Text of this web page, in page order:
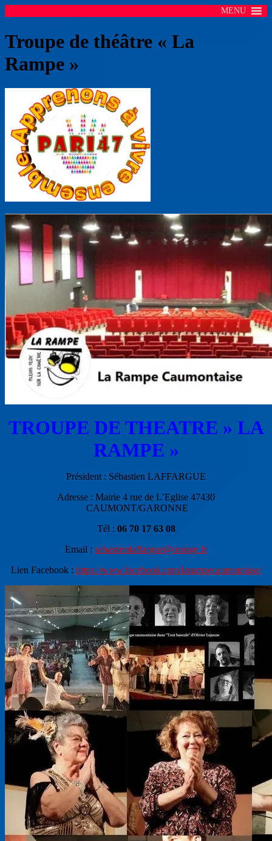
MENU
Troupe de théâtre « La
Rampe »
TROUPE DE THEATRE » LA
RAMPE »
Président : Sébastien LAFFARGUE
Adresse : Mairie 4 rue de L’Eglise 47430
CAUMONT/GARONNE
Tél : 06 70 17 63 08
Email : sebastienlaffargue@orange.fr
Lien Facebook : https://www.facebook.com/larampecaumontaise/